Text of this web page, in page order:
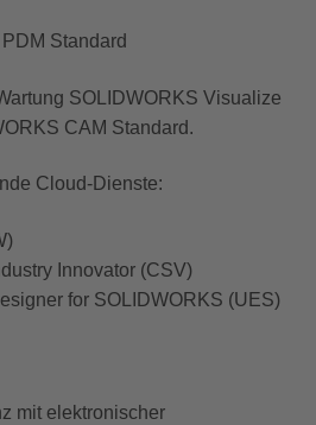
Standard
SOLIDWORKS Visualize
CAM Standard.
Cloud-Dienste:
Innovator (CSV)
for SOLIDWORKS (UES)
mit elektronischer